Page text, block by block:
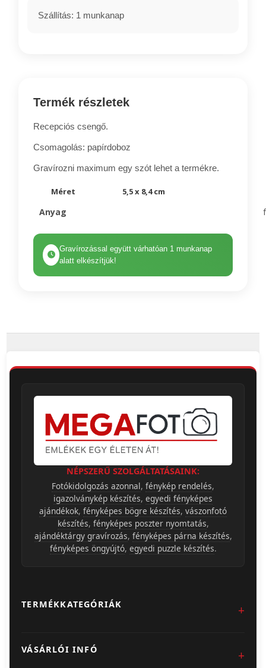
Szállítás: 1 munkanap
Termék részletek
Recepciós csengő.
Csomagolás: papírdoboz
Gravírozni maximum egy szót lehet a termékre.
Méret 5,5 x 8,4 cm
Anyag
Gravírozással együtt várhatóan 1 munkanap
alatt elkészítjük!
NÉPSZERŰ SZOLGÁLTATÁSAINK:
Fotókidolgozás azonnal, fénykép rendelés,
igazolványkép készítés, egyedi fényképes
ajándékok, fényképes bögre készítés, vászonfotó
készítés, fényképes poszter nyomtatás,
ajándéktárgy gravírozás, fényképes párna készítés,
fényképes öngyújtó, egyedi puzzle készítés.
TERMÉKKATEGÓRIÁK
Fotókidolgozás
VÁSÁRLÓI INFÓ